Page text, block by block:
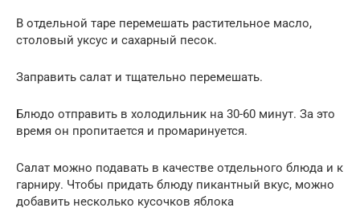
В отдельной таре перемешать растительное масло,
столовый уксус и сахарный песок.
Заправить салат и тщательно перемешать.
Блюдо отправить в холодильник на 30-60 минут. За это
время он пропитается и промаринуется.
Салат можно подавать в качестве отдельного блюда и к
гарниру. Чтобы придать блюду пикантный вкус, можно
добавить несколько кусочков яблока